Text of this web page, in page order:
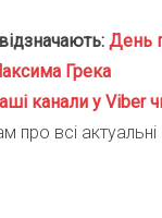
День
Грека
канали у Viber
всі актуальні